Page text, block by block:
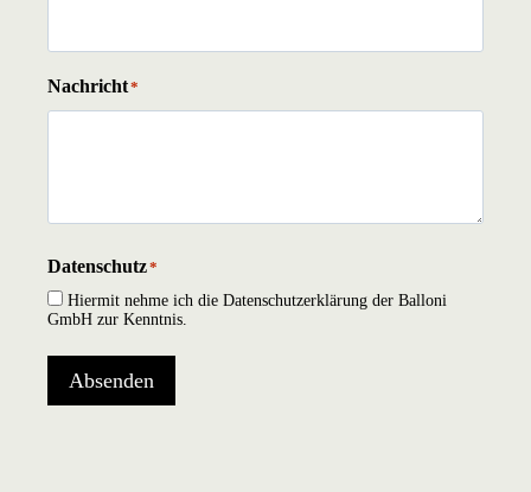
Nachricht*
Datenschutz*
Hiermit nehme ich die Datenschutzerklärung der Balloni
GmbH zur Kenntnis.
Absenden